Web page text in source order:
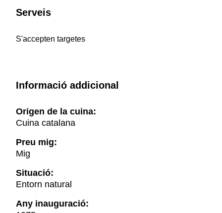
Serveis
S'accepten targetes
Informació addicional
Origen de la cuina:
Cuina catalana
Preu mig:
Mig
Situació:
Entorn natural
Any inauguració: